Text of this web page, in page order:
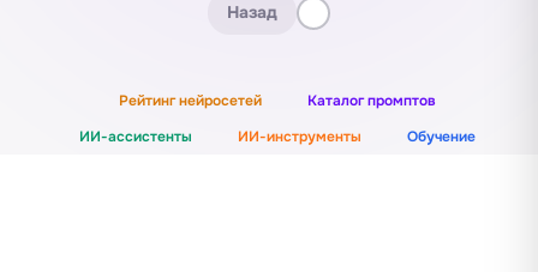
Назад
Рейтинг нейросетей
Каталог промптов
ИИ-ассистенты
ИИ-инструменты Обучение